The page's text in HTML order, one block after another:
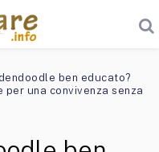
ben educato?
una convivenza senza